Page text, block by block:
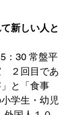
新しい人と
：30 常盤平
２回目であ
と「食事
学生・幼児